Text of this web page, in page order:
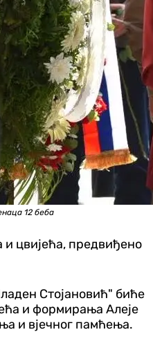
12 беба
и цвијећа, предвиђено
Стојановић" биће
и формирања Алеје
и вјечног памћења.